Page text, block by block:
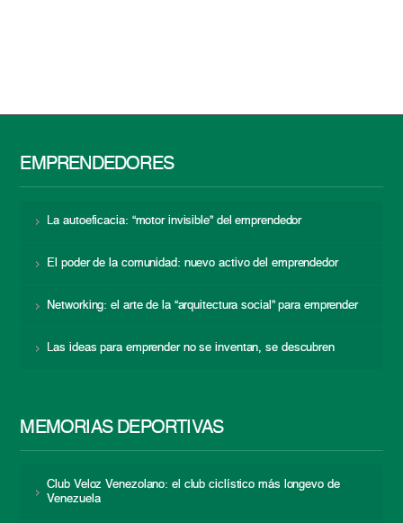
EMPRENDEDORES
La autoeficacia: “motor invisible” del emprendedor
El poder de la comunidad: nuevo activo del emprendedor
Networking: el arte de la “arquitectura social” para emprender
Las ideas para emprender no se inventan, se descubren
MEMORIAS DEPORTIVAS
Club Veloz Venezolano: el club ciclístico más longevo de
Venezuela